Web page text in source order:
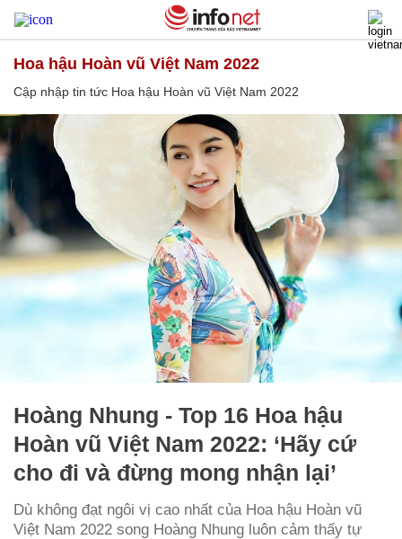
Hoa hậu Hoàn vũ Việt Nam 2022
Cập nhập tin tức Hoa hậu Hoàn vũ Việt Nam 2022
Hoàng Nhung - Top 16 Hoa hậu
Hoàn vũ Việt Nam 2022: ‘Hãy cứ
cho đi và đừng mong nhận lại’
Dù không đạt ngôi vị cao nhất của Hoa hậu Hoàn vũ
Việt Nam 2022 song Hoàng Nhung luôn cảm thấy tự